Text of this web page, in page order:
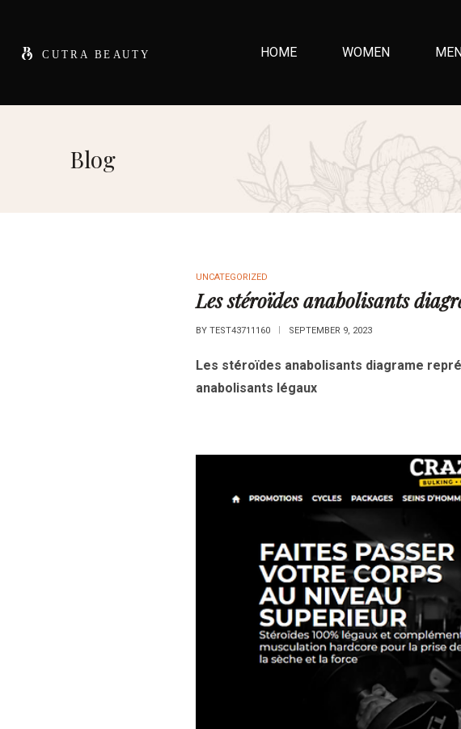
HOME WOMEN
Blog
UNCATEGORIZED
Les stéroïdes anabolisants
BY TEST43711160 SEPTEMBER 9, 2023
Les stéroïdes anabolisants diagrame
anabolisants légaux